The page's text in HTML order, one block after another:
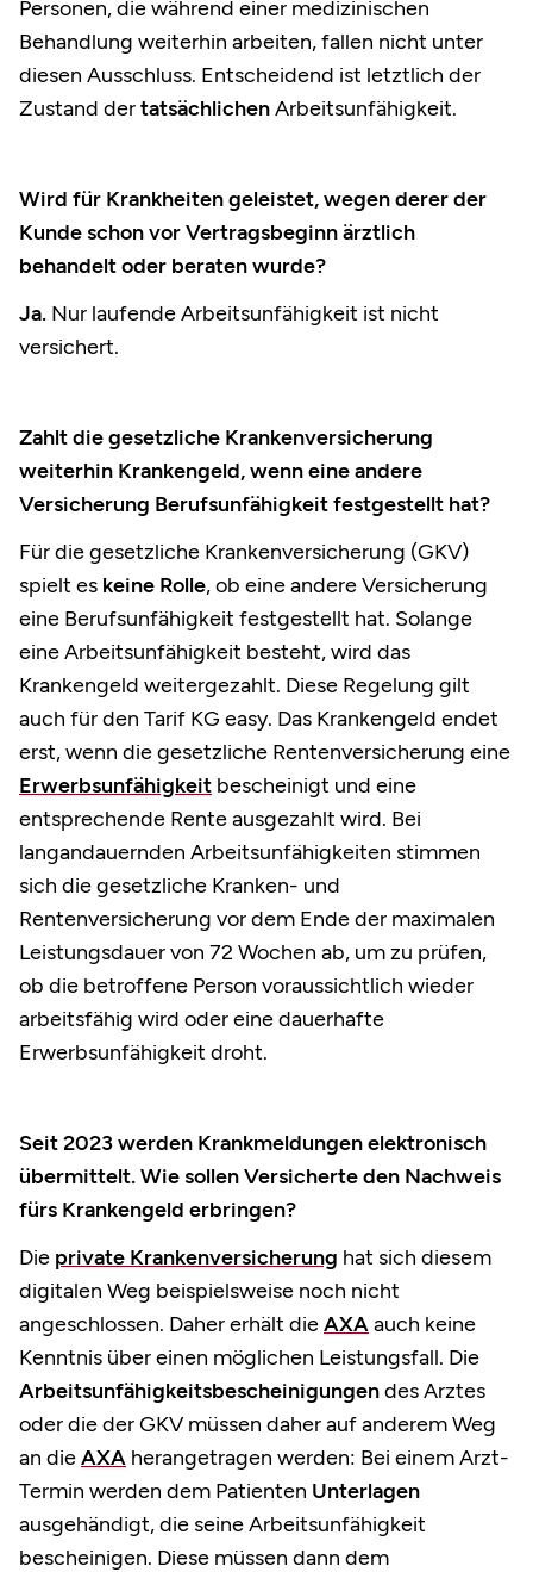
Personen, die während einer medizinischen
Behandlung weiterhin arbeiten, fallen nicht unter
diesen Ausschluss. Entscheidend ist letztlich der
Zustand dertatsächlichenArbeitsunfähigkeit.
Wird für Krankheiten geleistet, wegen derer der
Kunde schon vor Vertragsbeginn ärztlich
behandelt oder beraten wurde?
Ja. Nur laufende Arbeitsunfähigkeit ist nicht
versichert.
Zahlt die gesetzliche Krankenversicherung
weiterhin Krankengeld, wenn eine andere
Versicherung Berufsunfähigkeit festgestellt hat?
Für die gesetzliche Krankenversicherung (GKV)
spielt es keine Rolle, ob eine andere Versicherung
eine Berufsunfähigkeit festgestellt hat. Solange
eine Arbeitsunfähigkeit besteht, wird das
Krankengeld weitergezahlt. Diese Regelung gilt
auch für den Tarif KG easy. Das Krankengeld endet
erst, wenn die gesetzliche Rentenversicherung eine
Erwerbsunfähigkeit bescheinigt und eine
entsprechende Rente ausgezahlt wird. Bei
langandauernden Arbeitsunfähigkeiten stimmen
sich die gesetzliche Kranken- und
Rentenversicherung vor dem Ende der maximalen
Leistungsdauer von 72 Wochen ab, um zu prüfen,
ob die betroffene Person voraussichtlich wieder
arbeitsfähig wird oder eine dauerhafte
Erwerbsunfähigkeit droht.
Seit 2023 werden Krankmeldungen elektronisch
übermittelt. Wie sollen Versicherte den Nachweis
fürs Krankengeld erbringen?
Die private Krankenversicherung hat sich diesem
digitalen Weg beispielsweise noch nicht
angeschlossen. Daher erhält dieAXAauch keine
Kenntnis über einen möglichen Leistungsfall. Die
Arbeitsunfähigkeitsbescheinigungendes Arztes
oder die der GKV müssen daher auf anderem Weg
an dieAXA herangetragen werden: Bei einem Arzt-
Termin werden dem Patienten Unterlagen
ausgehändigt, die seine Arbeitsunfähigkeit
bescheinigen. Diese müssen dann dem